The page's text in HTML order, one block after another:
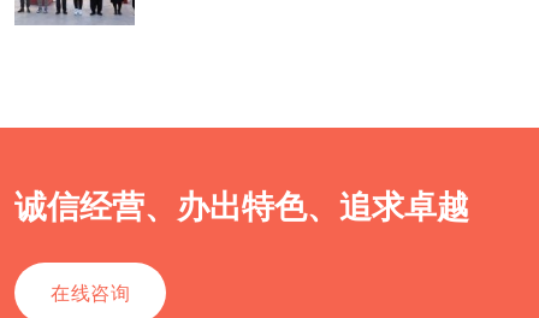
诚信经营、办出特色、追求卓越
在线咨询